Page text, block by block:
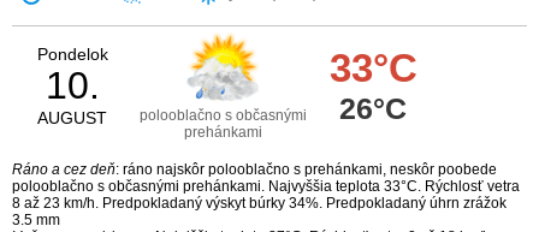
Pondelok
10.
AUGUST
polooblačno s občasnými
prehánkami
33°C
26°C
Ráno a cez deň: ráno najskôr polooblačno s prehánkami, neskôr poobede
polooblačno s občasnými prehánkami. Najvyššia teplota 33°C. Rýchlosť vetra
8 až 23 km/h. Predpokladaný výskyt búrky 34%. Predpokladaný úhrn zrážok
3.5 mm